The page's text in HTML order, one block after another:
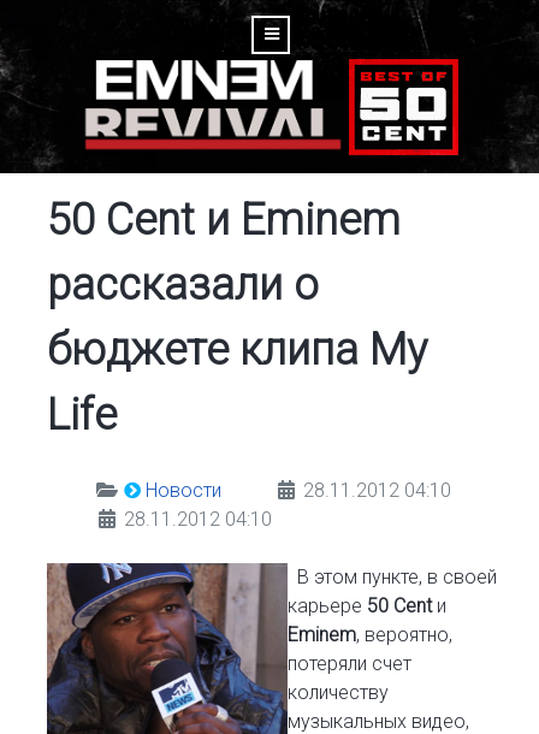
50 Cent и Eminem
рассказали о
бюджете клипа My
Life
Новости
28.11.2012 04:10
28.11.2012 04:10
В этом пункте, в своей
карьере 50 Centи
Eminem, вероятно,
потеряли счет
количеству
музыкальных видео,